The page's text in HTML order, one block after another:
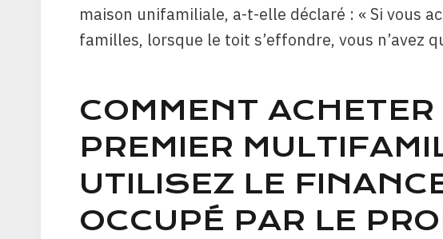
maison unifamiliale, a-t-elle déclaré : « Si vous
familles, lorsque le toit s’effondre, vous n’avez
COMMENT ACHETER
PREMIER
UTILISEZ LE
OCCUPÉ PAR LE